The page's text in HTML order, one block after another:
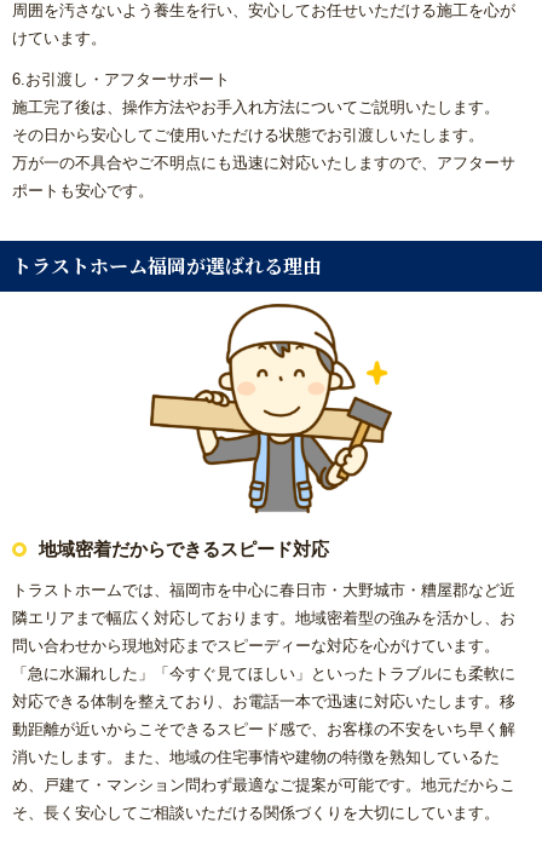
周囲を汚さないよう養生を行い、安心してお任せいただける施工を心が
けています。
6.お引渡し・アフターサポート
施工完了後は、操作方法やお手入れ方法についてご説明いたします。
その日から安心してご使用いただける状態でお引渡しいたします。
万が一の不具合やご不明点にも迅速に対応いたしますので、アフターサ
ポートも安心です。
トラストホーム福岡が選ばれる理由
地域密着だからできるスピード対応
トラストホームでは、福岡市を中心に春日市・大野城市・糟屋郡など近
隣エリアまで幅広く対応しております。地域密着型の強みを活かし、お
問い合わせから現地対応までスピーディーな対応を心がけています。
「急に水漏れした」「今すぐ見てほしい」といったトラブルにも柔軟に
対応できる体制を整えており、お電話一本で迅速に対応いたします。移
動距離が近いからこそできるスピード感で、お客様の不安をいち早く解
消いたします。また、地域の住宅事情や建物の特徴を熟知しているた
め、戸建て・マンション問わず最適なご提案が可能です。地元だからこ
そ、長く安心してご相談いただける関係づくりを大切にしています。